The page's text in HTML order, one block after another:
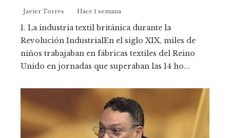
Javier Torres Hace 1 semana
1. La industria textil británica durante la
Revolución IndustrialEn el siglo XIX, miles de
niños trabajaban en fábricas textiles del Reino
Unido en jornadas que superaban las 14 ho...